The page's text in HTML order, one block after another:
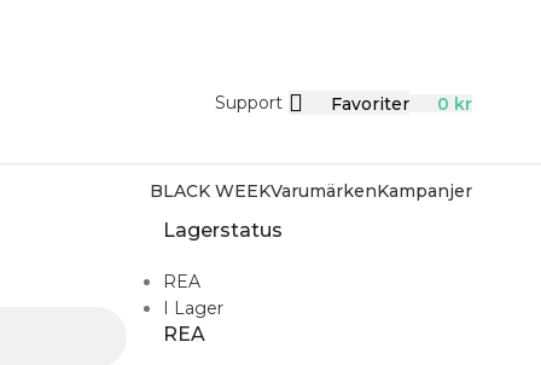
Support Favoriter 0 kr
BLACK WEEKVarumärkenKampanjer
Lagerstatus
REA
I Lager
REA